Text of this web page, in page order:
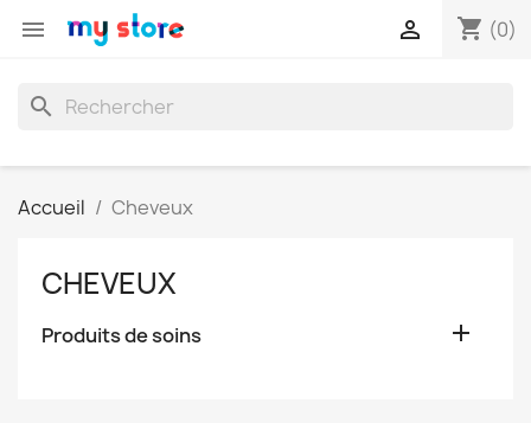
 shopping_cart (0)

search
Accueil Cheveux
CHEVEUX
Produits de soins 